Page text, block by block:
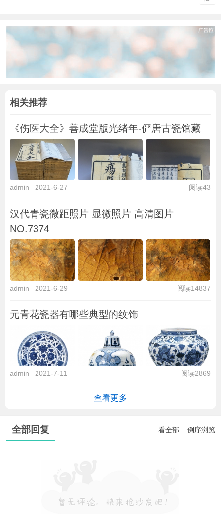
相关推荐
《伤医大全》善成堂版光绪年-俨唐古瓷馆藏
admin 2021-6-27 阅读43
汉代青瓷微距照片 显微照片 高清图片
NO.7374
admin 2021-6-29 阅读14837
元青花瓷器有哪些典型的纹饰
admin 2021-7-11 阅读2869
查看更多
全部回复 看全部 倒序浏览